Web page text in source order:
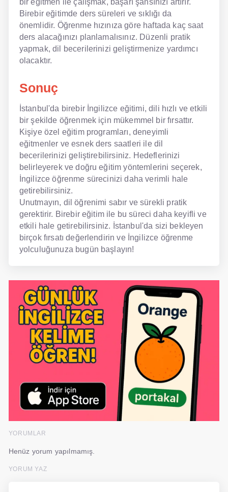
Birebir eğitimde ders süreleri ve sıklığı da
önemlidir. Öğrenme hızınıza göre haftada kaç saat
ders alacağınızı planlamalısınız. Düzenli pratik
yapmak, dil becerilerinizi geliştirmenize yardımcı
olacaktır.
Sonuç
İstanbul'da birebir İngilizce eğitimi, dili hızlı ve etkili
bir şekilde öğrenmek için mükemmel bir fırsattır.
Kişiye özel eğitim programları, deneyimli
eğitmenler ve esnek ders saatleri ile dil
becerilerinizi geliştirebilirsiniz. Hedeflerinizi
belirleyerek ve doğru eğitim yöntemlerini seçerek,
İngilizce öğrenme sürecinizi daha verimli hale
getirebilirsiniz.
Unutmayın, dil öğrenimi sabır ve sürekli pratik
gerektirir. Birebir eğitim ile bu süreci daha keyifli ve
etkili hale getirebilirsiniz. İstanbul'da sizi bekleyen
birçok fırsatı değerlendirin ve İngilizce öğrenme
yolculuğunuza bugün başlayın!
YORUMLAR
Henüz yorum yapılmamış.
YORUM YAZ